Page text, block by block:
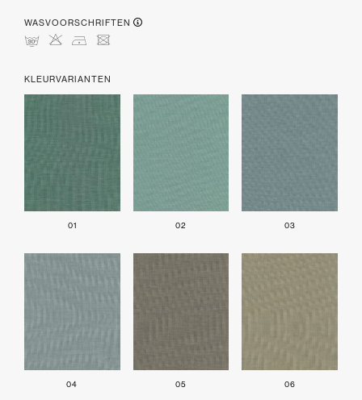
WASVOORSCHRIFTEN
mHDU
KLEURVARIANTEN
01 02 03
04 05 06